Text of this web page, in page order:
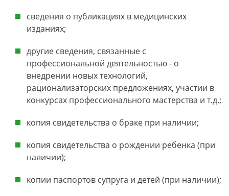
сведения о публикациях в медицинских
изданиях;
другие сведения, связанные с
профессиональной деятельностью - о
внедрении новых технологий,
рационализаторских предложениях, участии в
конкурсах профессионального мастерства и т.д.;
копия свидетельства о браке при наличии;
копия свидетельства о рождении ребенка (при
наличии);
копии паспортов супруга и детей (при наличии);